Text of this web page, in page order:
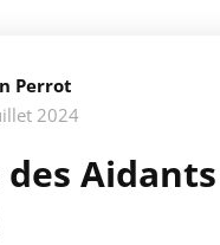
Perrot
2024